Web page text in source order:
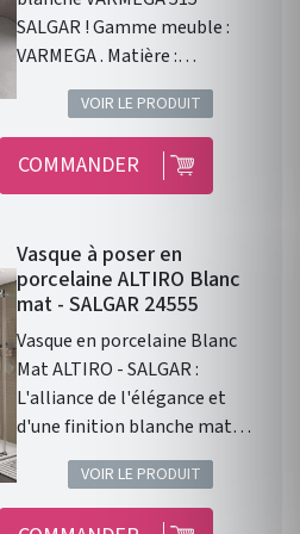
SALGAR ! Gamme meuble :
VARMEGA . Matière :
porcelaine blanche .
Dimensions : 500 x 385 x 120
mm. Livré sans bonde et sans
siphon. Garantie 2 ans.
VOIR LE PRODUIT
COMMANDER
Vasque à poser en
porcelaine ALTIRO Blanc
mat - SALGAR 24555
Vasque en porcelaine Blanc
Mat ALTIRO - SALGAR :
L'alliance de l'élégance et
d'une finition blanche mat
Vasque à poser ALTIRO EN
PORCELAINE BLANCHE MAT D
390 x 140 mm . Une finition en
VOIR LE PRODUIT